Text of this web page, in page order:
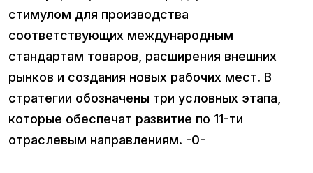
стимулом для производства
соответствующих международным
стандартам товаров, расширения внешних
рынков и создания новых рабочих мест. В
стратегии обозначены три условных этапа,
которые обеспечат развитие по 11-ти
отраслевым направлениям. -0-